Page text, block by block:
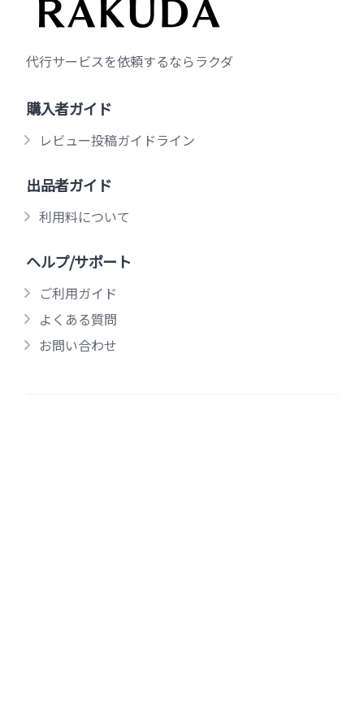
代行サービスを依頼するならラクダ
購入者ガイド
レビュー投稿ガイドライン
出品者ガイド
利用料について
ヘルプ/サポート
ご利用ガイド
よくある質問
お問い合わせ